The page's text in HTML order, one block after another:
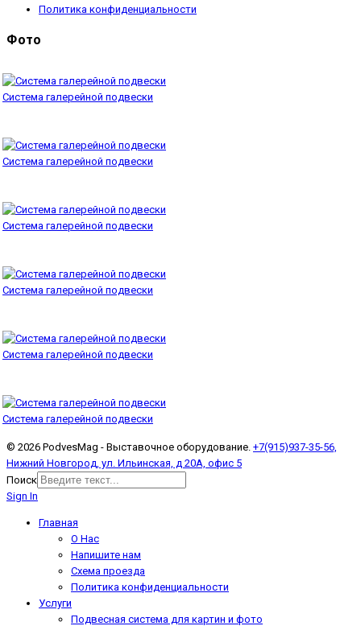
Политика конфиденциальности
Фото
Система галерейной подвески
Система галерейной подвески
Система галерейной подвески
Система галерейной подвески
Система галерейной подвески
Система галерейной подвески
© 2026 PodvesMag - Выставочное оборудование. +7(915)937-35-56,
Нижний Новгород, ул. Ильинская, д 20А, офис 5
Поиск
Sign In
Главная
О Нас
Напишите нам
Схема проезда
Политика конфиденциальности
Услуги
Подвесная система для картин и фото